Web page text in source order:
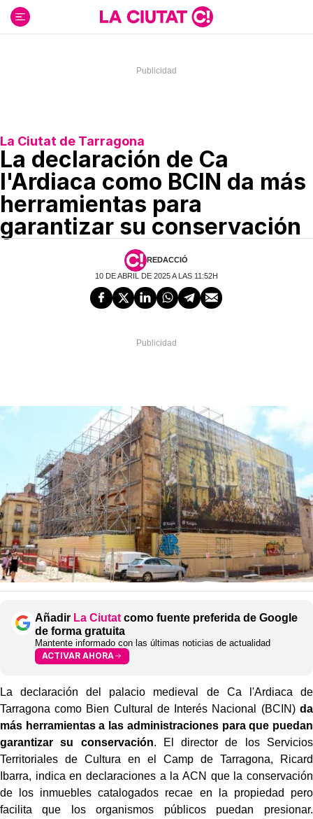
contenido
La Ciutat de Tarragona
La declaración de Ca
l'Ardiaca como BCIN da más
herramientas para
garantizar su conservación
REDACCIÓ
10 DE ABRIL DE 2025 A LAS 11:52H
Añadir La Ciutat como fuente preferida de Google
de forma gratuita
Mantente informado con las últimas noticias de actualidad
ACTIVAR AHORA
La declaración del palacio medieval de Ca l'Ardiaca de
Tarragona como Bien Cultural de Interés Nacional (BCIN) da
más herramientas a las administraciones para que puedan
garantizar su conservación. El director de los Servicios
Territoriales de Cultura en el Camp de Tarragona, Ricard
Ibarra, indica en declaraciones a la ACN que la conservación
de los inmuebles catalogados recae en la propiedad pero
facilita que los organismos públicos puedan presionar.